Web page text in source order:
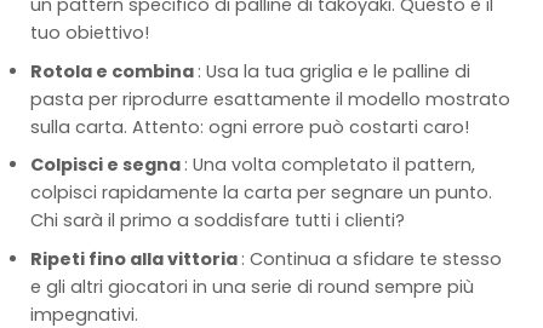
un pattern specifico di palline di takoyaki. Questo è il
tuo obiettivo!
Rotola e combina : Usa la tua griglia e le palline di
pasta per riprodurre esattamente il modello mostrato
sulla carta. Attento: ogni errore può costarti caro!
Colpisci e segna : Una volta completato il pattern,
colpisci rapidamente la carta per segnare un punto.
Chi sarà il primo a soddisfare tutti i clienti?
Ripeti fino alla vittoria : Continua a sfidare te stesso
e gli altri giocatori in una serie di round sempre più
impegnativi.